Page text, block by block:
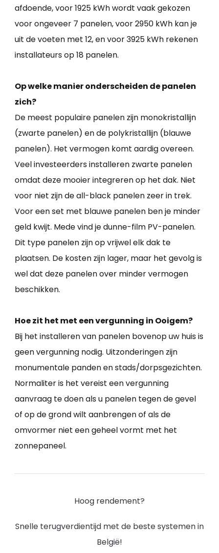
afdoende, voor 1925 kWh wordt vaak gekozen
voor ongeveer 7 panelen, voor 2950 kWh kan je
uit de voeten met 12, en voor 3925 kWh rekenen
installateurs op 18 panelen.
Op welke manier onderscheiden de panelen
zich?
De meest populaire panelen zijn monokristallijn
(zwarte panelen) en de polykristallijn (blauwe
panelen). Het vermogen komt aardig overeen.
Veel investeerders installeren zwarte panelen
omdat deze mooier integreren op het dak. Niet
voor niet zijn de all-black panelen zeer in trek.
Voor een set met blauwe panelen ben je minder
geld kwijt. Mede vind je dunne-film PV-panelen.
Dit type panelen zijn op vrijwel elk dak te
plaatsen. De kosten zijn lager, maar het gevolg is
wel dat deze panelen over minder vermogen
beschikken.
Hoe zit het met een vergunning in Ooigem?
Bij het installeren van panelen bovenop uw huis is
geen vergunning nodig. Uitzonderingen zijn
monumentale panden en stads/dorpsgezichten.
Normaliter is het vereist een vergunning
aanvraag te doen als u panelen tegen de gevel
of op de grond wilt aanbrengen of als de
omvormer niet een geheel vormt met het
zonnepaneel.
Hoog rendement?
Snelle terugverdientijd met de beste systemen in
België!